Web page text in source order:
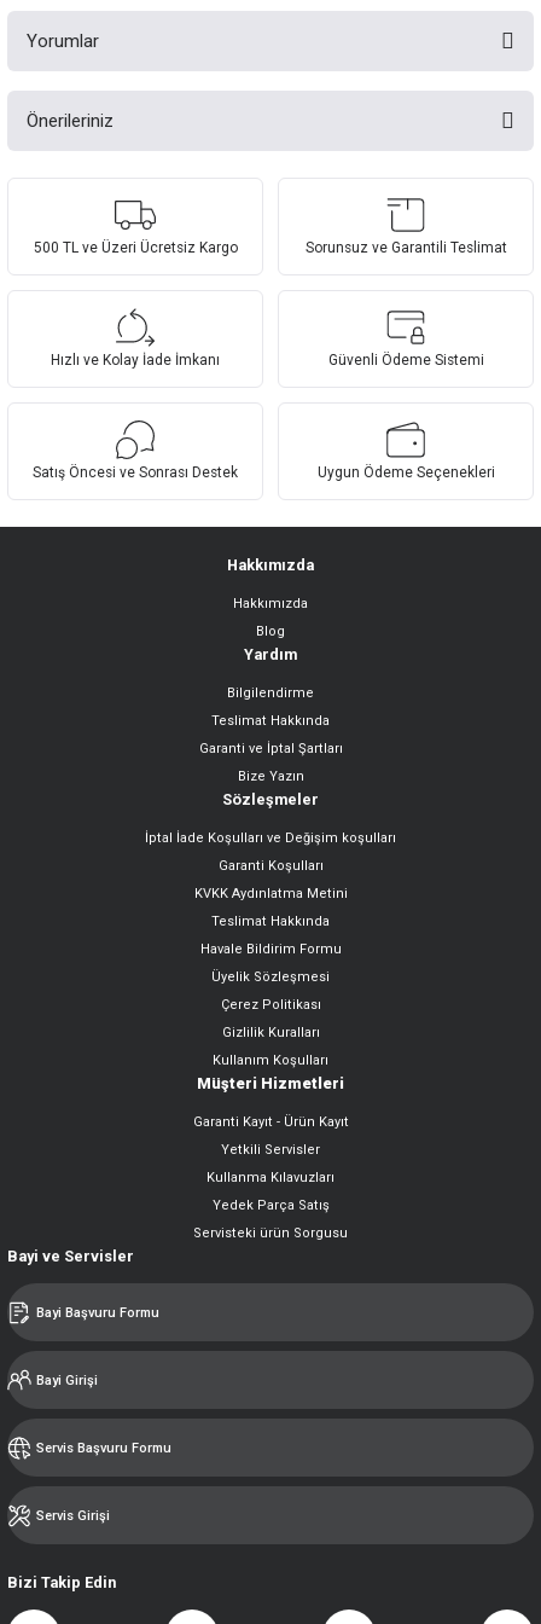
Yorumlar
Önerileriniz
Bu ürünün fiyat bilgisi, resim, ürün açıklamalarında ve diğer konularda
yetersiz gördüğünüz noktaları öneri formunu kullanarak tarafımıza
Görüş ve önerileriniz için teşekkür ederiz.
Ürün resmi kalitesiz, bozuk veya görüntülenemiyor.
Ürün açıklamasında eksik bilgiler bulunuyor.
Bu ürüne benzer farklı alternatifler olmalı.
Gönder
500 TL ve Üzeri Ücretsiz Kargo Sorunsuz ve Garantili Teslimat
Hızlı ve Kolay İade İmkanı Güvenli Ödeme Sistemi
Satış Öncesi ve Sonrası Destek Uygun Ödeme Seçenekleri
Hakkımızda
Hakkımızda
Blog
Yardım
Bilgilendirme
Teslimat Hakkında
Garanti ve İptal Şartları
Bize Yazın
Sözleşmeler
İptal İade Koşulları ve Değişim koşulları
Garanti Koşulları
KVKK Aydınlatma Metini
Teslimat Hakkında
Havale Bildirim Formu
Üyelik Sözleşmesi
Çerez Politikası
Gizlilik Kuralları
Kullanım Koşulları
Müşteri Hizmetleri
Garanti Kayıt - Ürün Kayıt
Yetkili Servisler
Kullanma Kılavuzları
Yedek Parça Satış
Servisteki ürün Sorgusu
Bayi ve Servisler
Bayi Başvuru Formu
Bayi Girişi
Servis Başvuru Formu
Servis Girişi
Bizi Takip Edin